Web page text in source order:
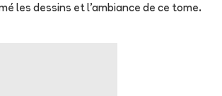
les dessins et l’ambiance de ce tome.